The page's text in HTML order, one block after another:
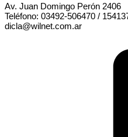
Av. Juan Domingo Perón 2406
Teléfono: 03492-506470 /
dicla@wilnet.com.ar